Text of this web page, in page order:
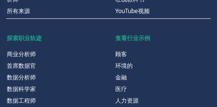
所有来源
YouTube视频
探索职业轨迹
商业分析师
首席数据官
数据分析师
数据科学家
数据工程师
查看行业示例
顾客
环境的
金融
医疗
人力资源